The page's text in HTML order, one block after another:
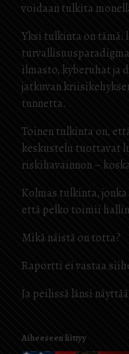
voidaan tulkita
Yksi tulkinta on tämä:
ilmasto, kyberuhat ja
jatkuvan
tunnetta.
Toinen tulkinta on,
keskustelu tuottavat
riskihavainnon –
Kolmas tulkinta,
että pelko toimii
Mikä näistä on totta?
Raportti ei vastaa
Ja peilissä länsi
Aiheeseen liittyy